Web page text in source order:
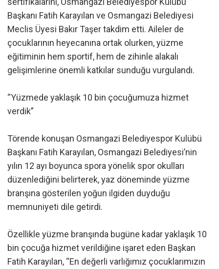
Başkanı Fatih Karayılan ve Osmangazi Belediyesi
Meclis Üyesi Bakır Taşer takdim etti. Aileler de
çocuklarının heyecanına ortak olurken, yüzme
eğitiminin hem sportif, hem de zihinle alakalı
gelişimlerine önemli katkılar sunduğu vurgulandı.
“Yüzmede yaklaşık 10 bin çocuğumuza hizmet
verdik”
Törende konuşan Osmangazi Belediyespor Kulübü
Başkanı Fatih Karayılan, Osmangazi Belediyesi’nin
yılın 12 ayı boyunca spora yönelik spor okulları
düzenlediğini belirterek, yaz döneminde yüzme
branşına gösterilen yoğun ilgiden duyduğu
memnuniyeti dile getirdi.
Özellikle yüzme branşında bugüne kadar yaklaşık 10
bin çocuğa hizmet verildiğine işaret eden Başkan
Fatih Karayılan, “En değerli varlığımız çocuklarımızın